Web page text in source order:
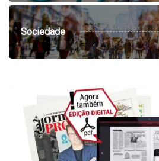
Sociedade